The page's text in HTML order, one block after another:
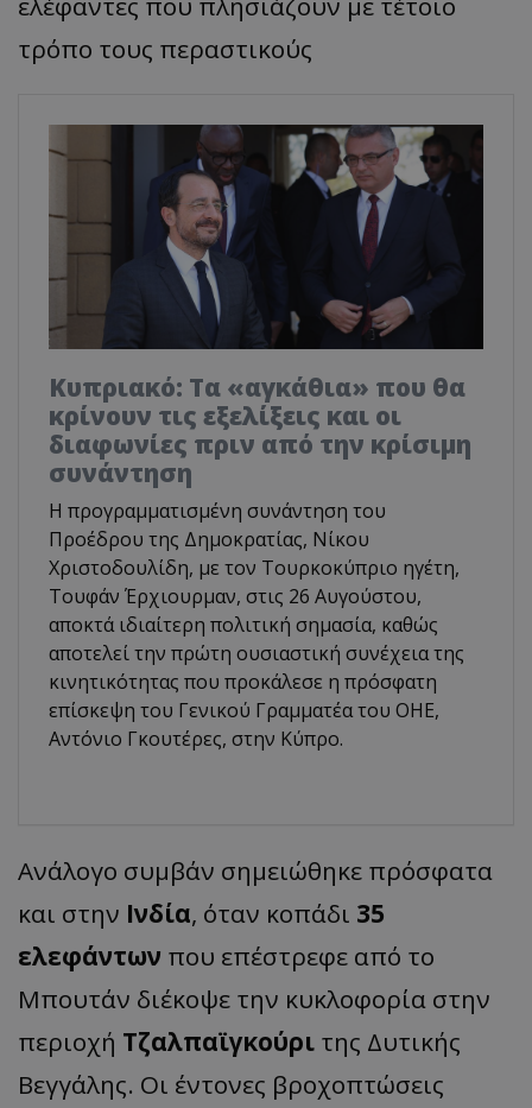
τρόπο τους περαστικούς
Κυπριακό: Τα «αγκάθια» που θα
κρίνουν τις εξελίξεις και οι
διαφωνίες πριν από την κρίσιμη
συνάντηση
Η προγραμματισμένη συνάντηση του
Προέδρου της Δημοκρατίας, Νίκου
Χριστοδουλίδη, με τον Τουρκοκύπριο ηγέτη,
Τουφάν Έρχιουρμαν, στις 26 Αυγούστου,
αποκτά ιδιαίτερη πολιτική σημασία, καθώς
αποτελεί την πρώτη ουσιαστική συνέχεια της
κινητικότητας που προκάλεσε η πρόσφατη
επίσκεψη του Γενικού Γραμματέα του ΟΗΕ,
Αντόνιο Γκουτέρες, στην Κύπρο.
Ανάλογο συμβάν σημειώθηκε πρόσφατα
και στην Ινδία, όταν κοπάδι 35
ελεφάντων που επέστρεφε από το
Μπουτάν διέκοψε την κυκλοφορία στην
περιοχή Τζαλπαϊγκούρι της Δυτικής
Βεγγάλης. Οι έντονες βροχοπτώσεις